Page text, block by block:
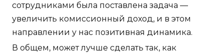
сотрудниками была поставлена задача —
увеличить комиссионный доход, и в этом
направлении у нас позитивная динамика.
В общем, может лучше сделать так, как